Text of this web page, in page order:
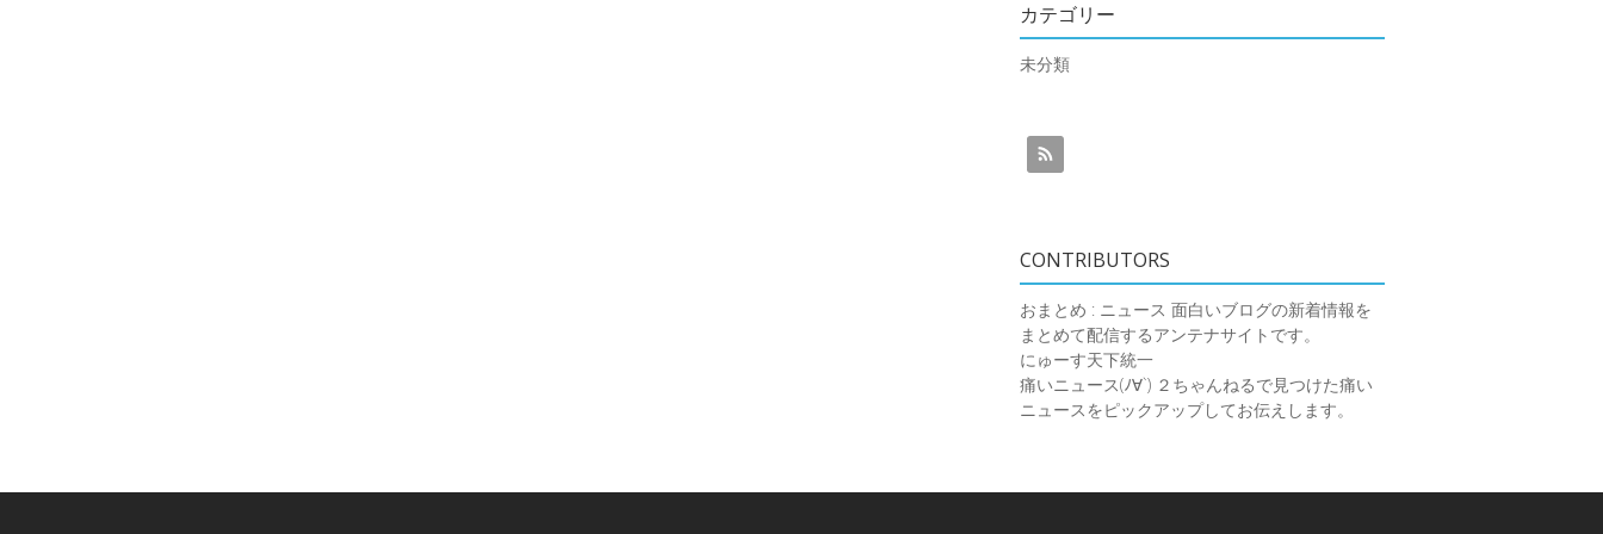
カテゴリー
未分類
CONTRIBUTORS
おまとめ : ニュース 面白いブログの新着情報を
まとめて配信するアンテナサイトです。
にゅーす天下統一
痛いニュース(ﾉ∀`) ２ちゃんねるで見つけた痛い
ニュースをピックアップしてお伝えします。